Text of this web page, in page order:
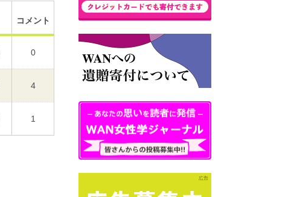
コメント
0
4
1